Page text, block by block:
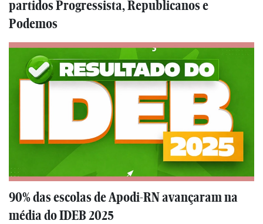
partidos Progressista, Republicanos e
Podemos
90% das escolas de Apodi-RN avançaram na
média do IDEB 2025